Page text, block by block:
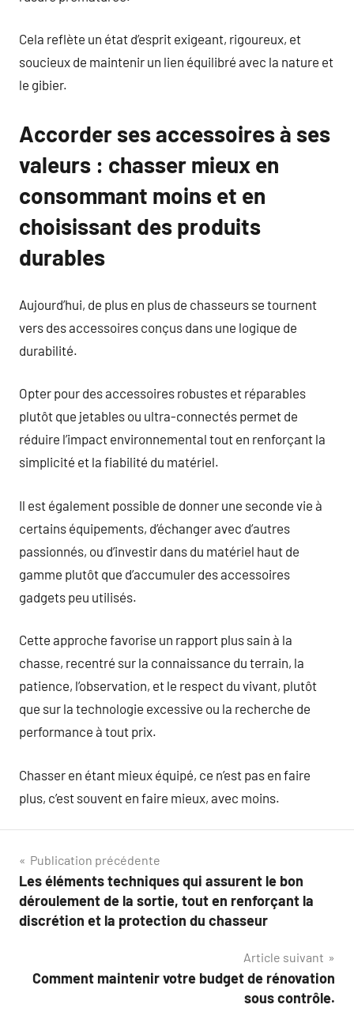
Cela reflète un état d’esprit exigeant, rigoureux, et
soucieux de maintenir un lien équilibré avec la nature et
le gibier.
Accorder ses accessoires à ses
valeurs : chasser mieux en
consommant moins et en
choisissant des produits
durables
Aujourd’hui, de plus en plus de chasseurs se tournent
vers des accessoires conçus dans une logique de
durabilité.
Opter pour des accessoires robustes et réparables
plutôt que jetables ou ultra-connectés permet de
réduire l’impact environnemental tout en renforçant la
simplicité et la fiabilité du matériel.
Il est également possible de donner une seconde vie à
certains équipements, d’échanger avec d’autres
passionnés, ou d’investir dans du matériel haut de
gamme plutôt que d’accumuler des accessoires
gadgets peu utilisés.
Cette approche favorise un rapport plus sain à la
chasse, recentré sur la connaissance du terrain, la
patience, l’observation, et le respect du vivant, plutôt
que sur la technologie excessive ou la recherche de
performance à tout prix.
Chasser en étant mieux équipé, ce n’est pas en faire
plus, c’est souvent en faire mieux, avec moins.
Navigation
de
l’article
Publication précédente
Les éléments techniques qui assurent le bon
déroulement de la sortie, tout en renforçant la
discrétion et la protection du chasseur
Article suivant
Comment maintenir votre budget de rénovation
sous contrôle.